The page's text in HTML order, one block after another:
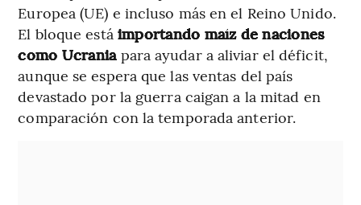
Europea (UE) e incluso más en el Reino Unido.
El bloque está importando maíz de naciones
como Ucrania para ayudar a aliviar el déficit,
aunque se espera que las ventas del país
devastado por la guerra caigan a la mitad en
comparación con la temporada anterior.